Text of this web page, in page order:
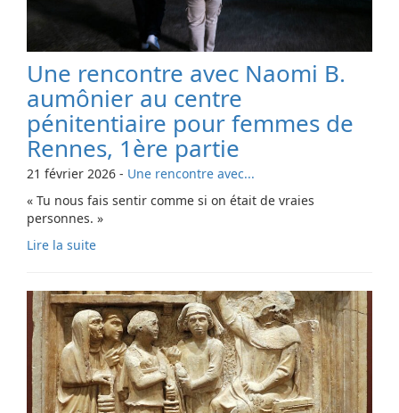
Une rencontre avec Naomi B.
aumônier au centre
pénitentiaire pour femmes de
Rennes, 1ère partie
21 février 2026 - Une rencontre avec...
« Tu nous fais sentir comme si on était de vraies
personnes. »
Lire la suite